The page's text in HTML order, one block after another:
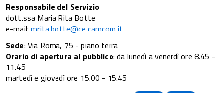
Responsabile del Servizio
dott.ssa Maria Rita Botte
e-mail:mrita.botte@ce.camcom.it
Sede: Via Roma, 75 - piano terra
Orario di apertura al pubblico: da lunedì a venerdì ore 8.45 -
11.45
martedì e giovedì ore 15.00 - 15.45